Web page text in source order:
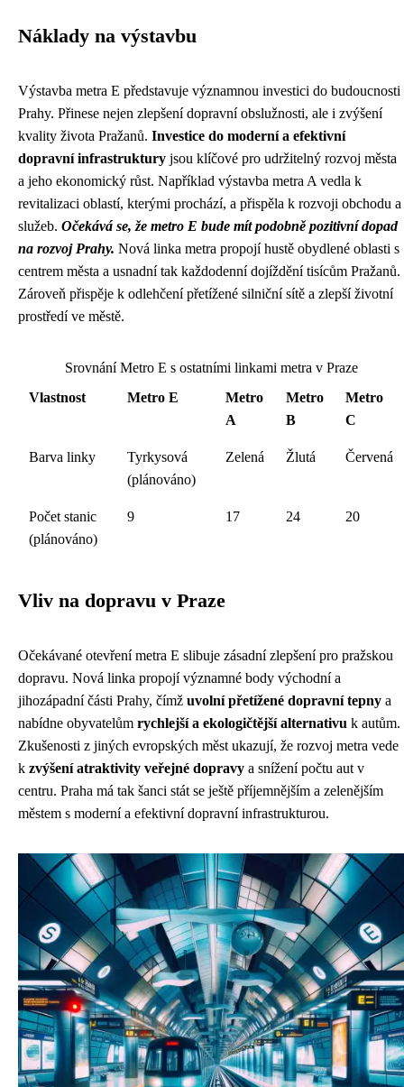
Náklady na výstavbu
Výstavba metra E představuje významnou investici do budoucnosti
Prahy. Přinese nejen zlepšení dopravní obslužnosti, ale i zvýšení
kvality života Pražanů. Investice do moderní a efektivní
dopravní infrastruktury jsou klíčové pro udržitelný rozvoj města
a jeho ekonomický růst. Například výstavba metra A vedla k
revitalizaci oblastí, kterými prochází, a přispěla k rozvoji obchodu a
služeb. Očekává se, že metro E bude mít podobně pozitivní dopad
na rozvoj Prahy. Nová linka metra propojí hustě obydlené oblasti s
centrem města a usnadní tak každodenní dojíždění tisícům Pražanů.
Zároveň přispěje k odlehčení přetížené silniční sítě a zlepší životní
prostředí ve městě.
Srovnání Metro E s ostatními linkami metra v Praze
Vlastnost
Metro E
Metro
A
Metro
B
Metro
C
Barva linky
Tyrkysová
(plánováno)
Zelená Žlutá Červená
Počet stanic
(plánováno)
9 17 24 20
Vliv na dopravu v Praze
Očekávané otevření metra E slibuje zásadní zlepšení pro pražskou
dopravu. Nová linka propojí významné body východní a
jihozápadní části Prahy, čímž uvolní přetížené dopravní tepny a
nabídne obyvatelům rychlejší a ekologičtější alternativu k autům.
Zkušenosti z jiných evropských měst ukazují, že rozvoj metra vede
k zvýšení atraktivity veřejné dopravy a snížení počtu aut v
centru. Praha má tak šanci stát se ještě příjemnějším a zelenějším
městem s moderní a efektivní dopravní infrastrukturou.